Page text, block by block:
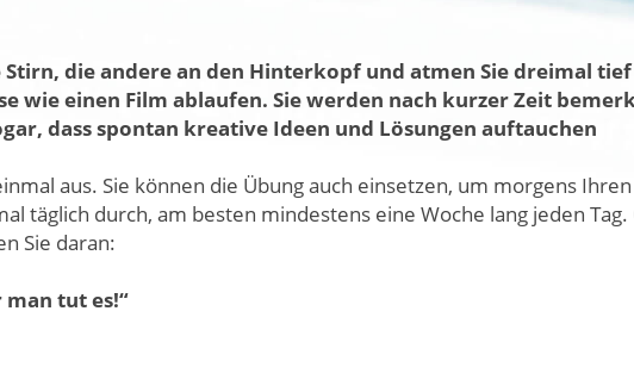
Stirn, die andere an den Hinterkopf und atmen Sie dreimal
wie einen Film ablaufen. Sie werden nach kurzer Zeit
dass spontan kreative Ideen und Lösungen auftauchen
aus. Sie können die Übung auch einsetzen, um morgens
täglich durch, am besten mindestens eine Woche lang jeden
Sie daran:
man tut es!“